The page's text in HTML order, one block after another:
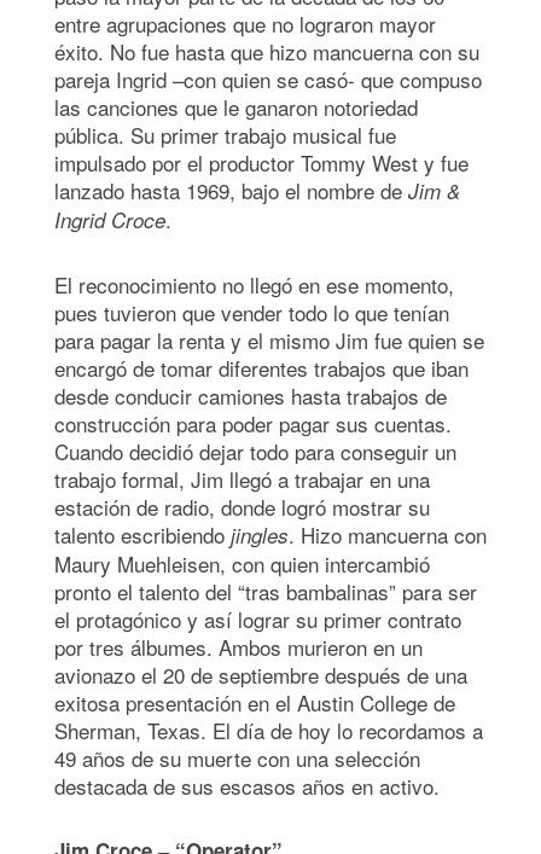
entre agrupaciones que no lograron mayor
éxito. No fue hasta que hizo mancuerna con su
pareja Ingrid –con quien se casó- que compuso
las canciones que le ganaron notoriedad
pública. Su primer trabajo musical fue
impulsado por el productor Tommy West y fue
lanzado hasta 1969, bajo el nombre de Jim &
Ingrid Croce.
El reconocimiento no llegó en ese momento,
pues tuvieron que vender todo lo que tenían
para pagar la renta y el mismo Jim fue quien se
encargó de tomar diferentes trabajos que iban
desde conducir camiones hasta trabajos de
construcción para poder pagar sus cuentas.
Cuando decidió dejar todo para conseguir un
trabajo formal, Jim llegó a trabajar en una
estación de radio, donde logró mostrar su
talento escribiendo jingles. Hizo mancuerna con
Maury Muehleisen, con quien intercambió
pronto el talento del “tras bambalinas” para ser
el protagónico y así lograr su primer contrato
por tres álbumes. Ambos murieron en un
avionazo el 20 de septiembre después de una
exitosa presentación en el Austin College de
Sherman, Texas. El día de hoy lo recordamos a
49 años de su muerte con una selección
destacada de sus escasos años en activo.